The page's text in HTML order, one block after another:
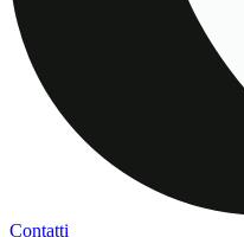
Contatti